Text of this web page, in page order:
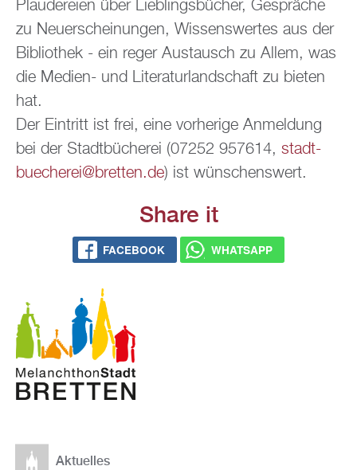
Plau­de­rei­en über Lieb­lings­bü­cher, Ge­sprä­che
zu Neu­erschei­nun­gen, Wis­sens­wer­tes aus der
Bi­blio­thek - ein reger Aus­tausch zu Allem, was
die Me­di­en- und Li­te­ra­tur­land­schaft zu bie­ten
hat.
Der Ein­tritt ist frei, eine vor­he­ri­ge An­mel­dung
bei der Stadt­bü­che­rei (07252 957614, stadt­
bue­che­rei@​bretten.​de) ist wün­schens­wert.
Share it
FACE­BOOK WHATS­APP
Ak­tu­el­les